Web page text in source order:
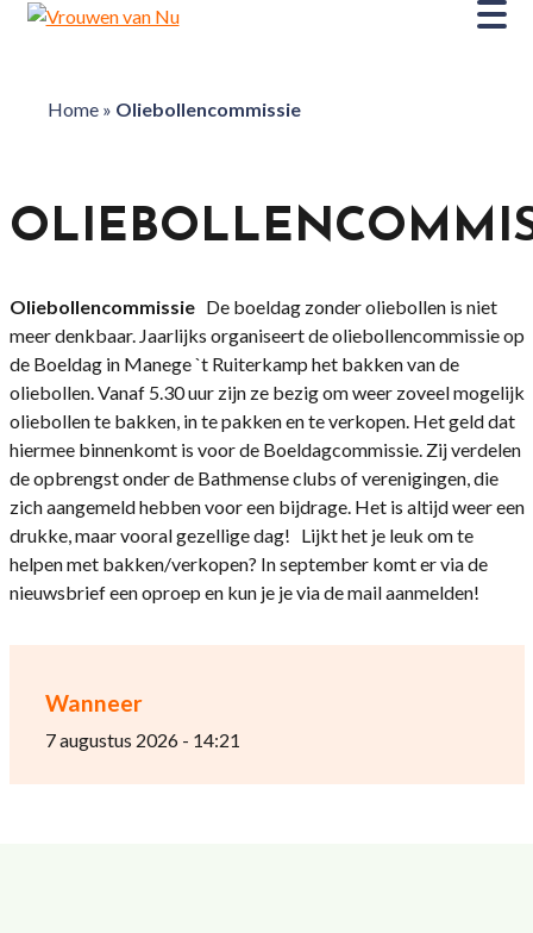
Home» Oliebollencommissie
Wanneer
7 augustus 2026 - 14:21
Oliebollencommissie De boeldag zonder oliebollen is niet
meer denkbaar. Jaarlijks organiseert de oliebollencommissie op
de Boeldag in Manege `t Ruiterkamp het bakken van de
oliebollen. Vanaf 5.30 uur zijn ze bezig om weer zoveel mogelijk
oliebollen te bakken, in te pakken en te verkopen. Het geld dat
hiermee binnenkomt is voor de Boeldagcommissie. Zij verdelen
de opbrengst onder de Bathmense clubs of verenigingen, die
zich aangemeld hebben voor een bijdrage. Het is altijd weer een
drukke, maar vooral gezellige dag! Lijkt het je leuk om te
helpen met bakken/verkopen? In september komt er via de
nieuwsbrief een oproep en kun je je via de mail aanmelden!